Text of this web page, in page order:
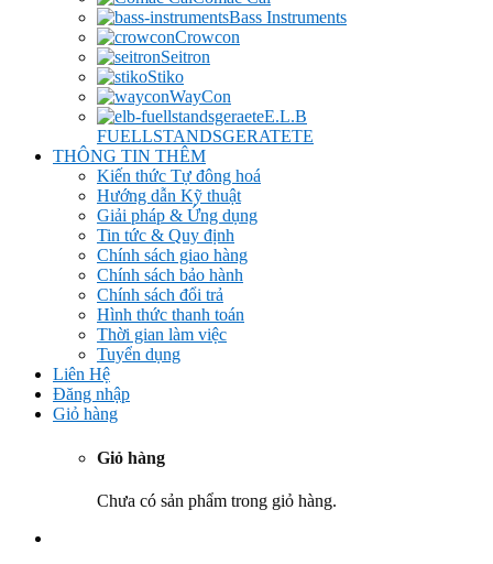
Bass Instruments
Crowcon
Seitron
Stiko
WayCon
E.L.B
FUELLSTANDSGERATETE
THÔNG TIN THÊM
Kiến thức Tự đông hoá
Hướng dẫn Kỹ thuật
Giải pháp & Ứng dụng
Tin tức & Quy định
Chính sách giao hàng
Chính sách bảo hành
Chính sách đổi trả
Hình thức thanh toán
Thời gian làm việc
Tuyển dụng
Liên Hệ
Đăng nhập
Giỏ hàng
Giỏ hàng
Chưa có sản phẩm trong giỏ hàng.